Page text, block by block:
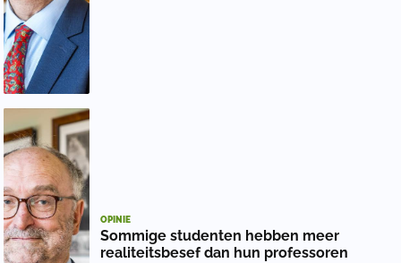
OPINIE
Sommige studenten hebben meer
realiteitsbesef dan hun professoren